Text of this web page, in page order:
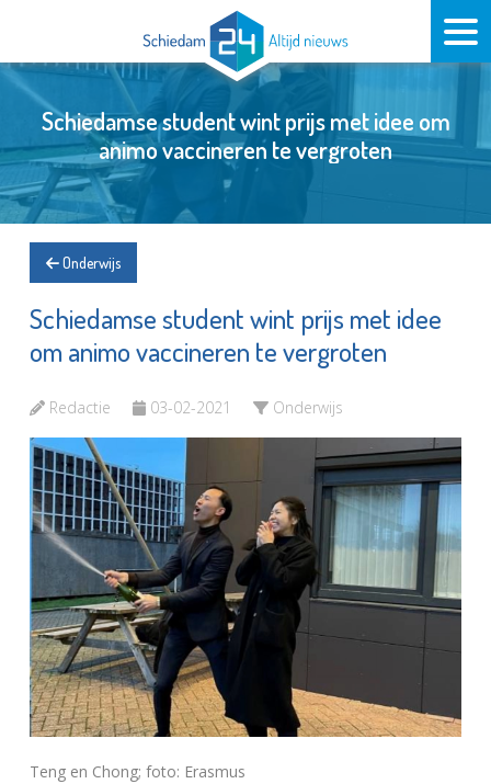
Schiedamse student wint prijs met idee om
animo vaccineren te vergroten
Onderwijs
Schiedamse student wint prijs met idee
om animo vaccineren te vergroten
Redactie 03-02-2021 Onderwijs
Teng en Chong; foto: Erasmus